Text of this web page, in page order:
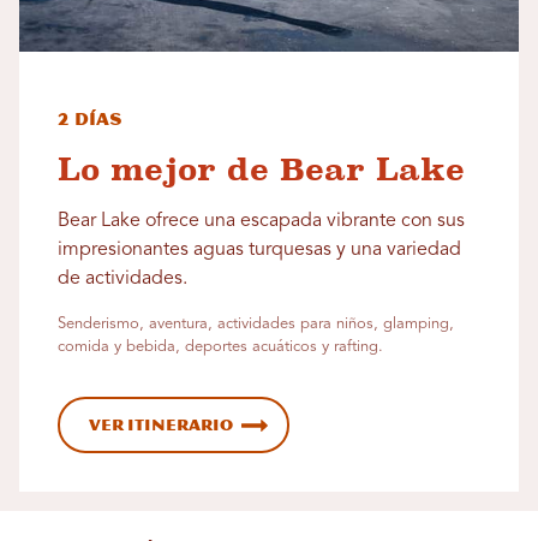
2 días
Lo mejor de Bear Lake
Bear Lake ofrece una escapada vibrante con sus
impresionantes aguas turquesas y una variedad
de actividades.
Senderismo, aventura, actividades para niños, glamping,
comida y bebida, deportes acuáticos y rafting.
Ver itinerario